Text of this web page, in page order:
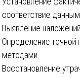
соответствие
Выявление
Определение точной
методами
Восстановление